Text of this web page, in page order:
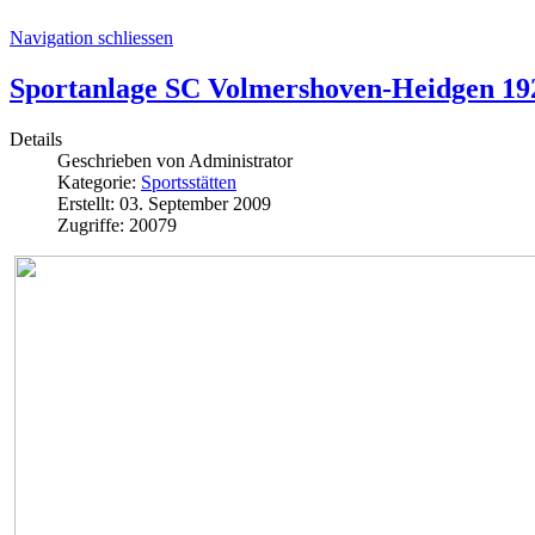
Navigation schliessen
Sportanlage SC Volmershoven-Heidgen
Details
Geschrieben von Administrator
Kategorie: Sportsstätten
Erstellt: 03. September 2009
Zugriffe: 20079